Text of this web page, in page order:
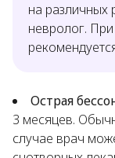
на различных
невролог.
Острая
3 месяцев.
случае врач